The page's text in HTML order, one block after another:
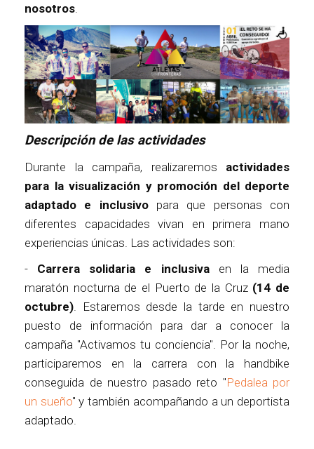
nosotros
Descripción de las actividades
Durante la campaña, realizaremos actividades
para la visualización y promoción del deporte
adaptado e inclusivopara que personas con
diferentes capacidades vivan en primera mano
experiencias únicas. Las actividades son:
- Carrera solidaria e inclusivaen la media
maratón nocturna de el Puerto de la Cruz (14 de
octubre) . Estaremos desde la tarde en nuestro
puesto de información para dar a conocer la
campaña "Activamos tu conciencia". Por la noche,
participaremos en la carrera con la handbike
conseguida de nuestro pasado reto "Pedalea por
un sueño" y también acompañando a un deportista
adaptado.